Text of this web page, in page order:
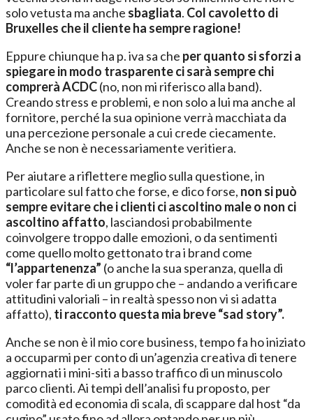
solo vetusta ma anche sbagliata. Col cavoletto di
Bruxelles che il cliente ha sempre ragione!
Eppure chiunque ha p. iva sa che per quanto si sforzi a
spiegare in modo trasparente ci sarà sempre chi
comprerà ACDC(no, non mi riferisco alla band).
Creando stress e problemi, e non solo a lui ma anche al
fornitore, perché la sua opinione verrà macchiata da
una percezione personale a cui crede ciecamente.
Anche se non è necessariamente veritiera.
Per aiutare a riflettere meglio sulla questione, in
particolare sul fatto che forse, e dico forse, non si può
sempre evitare che i clienti ci ascoltino male o non ci
ascoltino affatto, lasciandosi probabilmente
coinvolgere troppo dalle emozioni, o da sentimenti
come quello molto gettonato tra i brand come
“l’appartenenza” (o anche la sua speranza, quella di
voler far parte di un gruppo che – andando a verificare
attitudini valoriali – in realtà spesso non vi si adatta
affatto), ti racconto questa mia breve “sad story”.
Anche se non è il mio core business, tempo fa ho iniziato
a occuparmi per conto di un’agenzia creativa di tenere
aggiornati i mini-siti a basso traffico di un minuscolo
parco clienti. Ai tempi dell’analisi fu proposto, per
comodità ed economia di scala, di scappare dal host “da